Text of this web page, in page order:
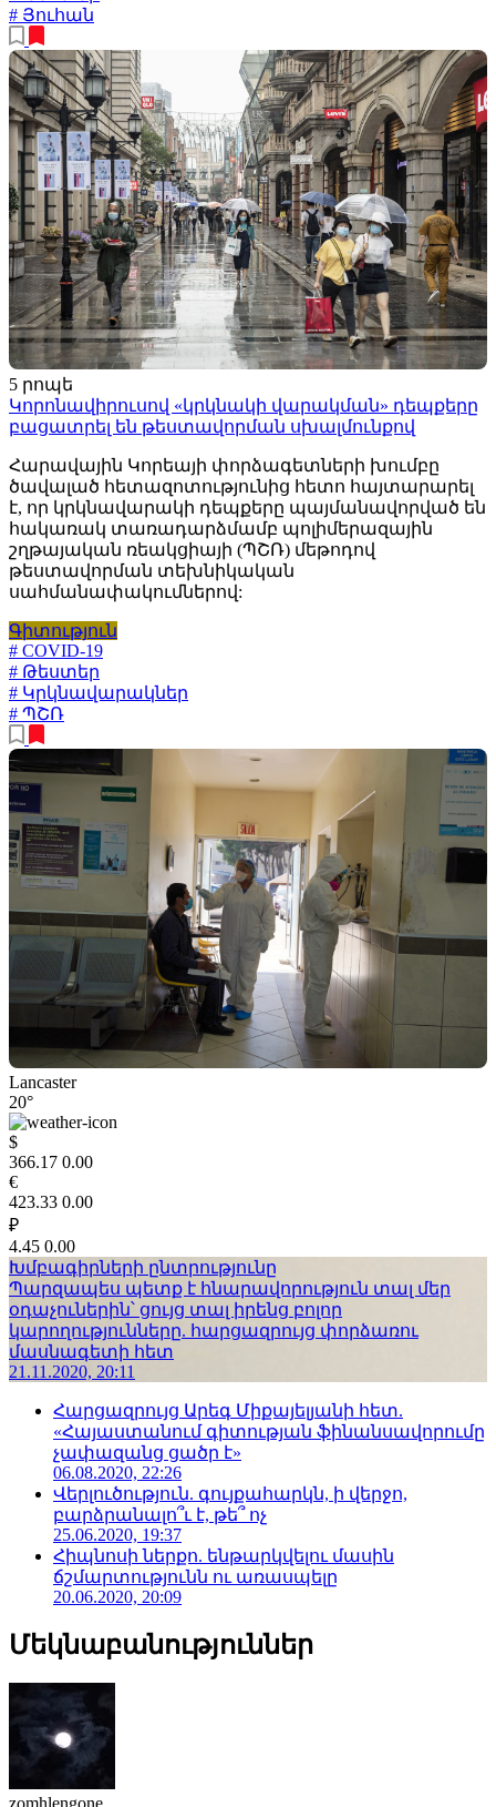
# Յուհան
5 րոպե
Կորոնավիրուսով «կրկնակի վարակման» դեպքերը
բացատրել են թեստավորման սխալմունքով
Հարավային Կորեայի փորձագետների խումբը
ծավալած հետազոտությունից հետո հայտարարել
է, որ կրկնավարակի դեպքերը պայմանավորված են
հակառակ տառադարձմամբ պոլիմերազային
շղթայական ռեակցիայի (ՊՇՌ) մեթոդով
թեստավորման տեխնիկական
սահմանափակումներով:
Գիտություն
# COVID-19
# Թեստեր
# Կրկնավարակներ
# ՊՇՌ
Lancaster
20°
$
366.17 0.00
€
423.33 0.00
₽
4.45 0.00
Խմբագիրների ընտրությունը
Պարզապես պետք է հնարավորություն տալ մեր
օդաչուներին՝ ցույց տալ իրենց բոլոր
կարողությունները. հարցազրույց փորձառու
մասնագետի հետ
21.11.2020, 20:11
Հարցազրույց Արեգ Միքայելյանի հետ.
«Հայաստանում գիտության ֆինանսավորումը
չափազանց ցածր է»
06.08.2020, 22:26
Վերլուծություն. գույքահարկն, ի վերջո,
բարձրանալո՞ւ է, թե՞ ոչ
25.06.2020, 19:37
Հիպնոսի ներքո. ենթարկվելու մասին
ճշմարտությունն ու առասպելը
20.06.2020, 20:09
Մեկնաբանություններ
zomhlengone